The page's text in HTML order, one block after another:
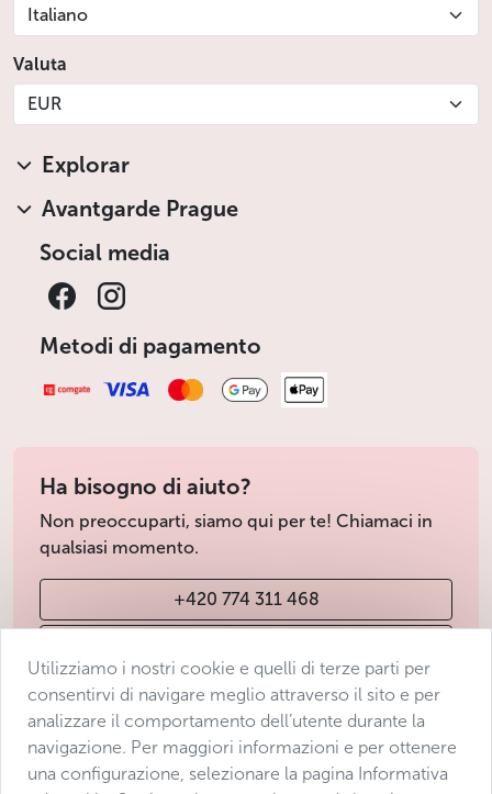
Italiano
Valuta
EUR
Explorar
Avantgarde Prague
Social media
Metodi di pagamento
Ha bisogno di aiuto?
Non preoccuparti, siamo qui per te! Chiamaci in
qualsiasi momento.
+420 774 311 468
Condizioni di vendita
Protezione dei dati
Utilizziamo i nostri cookie e quelli di terze parti per
consentirvi di navigare meglio attraverso il sito e per
analizzare il comportamento dell’utente durante la
navigazione. Per maggiori informazioni e per ottenere
una configurazione, selezionare la pagina Informativa